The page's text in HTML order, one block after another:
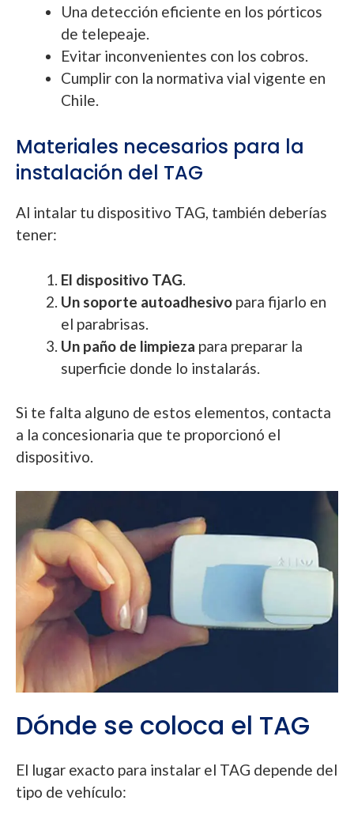
Una detección eficiente en los pórticos
de telepeaje.
Evitar inconvenientes con los cobros.
Cumplir con la normativa vial vigente en
Chile.
Materiales necesarios para la
instalación del TAG
Al intalar tu dispositivo TAG, también deberías
tener:
El dispositivo TAG
Un soporte autoadhesivo para fijarlo en
el parabrisas.
Un paño de limpieza para preparar la
superficie donde lo instalarás.
Si te falta alguno de estos elementos, contacta
a la concesionaria que te proporcionó el
dispositivo.
Dónde se coloca el TAG
El lugar exacto para instalar el TAG depende del
tipo de vehículo: